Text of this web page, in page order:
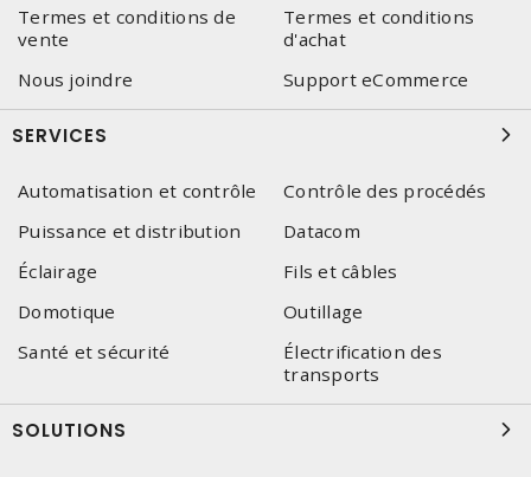
Termes et conditions de
vente
Termes et conditions
d'achat
Nous joindre
Support eCommerce
SERVICES
Automatisation et contrôle
Contrôle des procédés
Puissance et distribution
Datacom
Éclairage
Fils et câbles
Domotique
Outillage
Santé et sécurité
Électrification des
transports
SOLUTIONS